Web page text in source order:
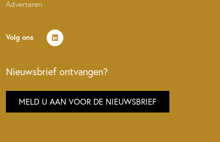
Adverteren
Volg ons
Nieuwsbrief ontvangen?
MELD U AAN VOOR DE NIEUWSBRIEF